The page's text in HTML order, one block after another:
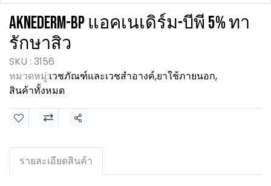
AKNEDERM-BP แอคเนเดิร์ม-บีพี 5% ทา
รักษาสิว
SKU : 3156
หมวดหมู่:เวชภัณฑ์และเวชสำอางค์,ยาใช้ภายนอก,
สินค้าทั้งหมด
แชร์
รายละเอียดสินค้า